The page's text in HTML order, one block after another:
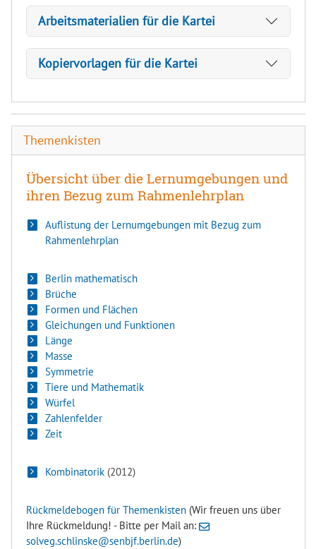
Arbeitsmaterialien für die Kartei
Kopiervorlagen für die Kartei
Themenkisten
Übersicht über die Lernumgebungen und
ihren Bezug zum Rahmenlehrplan
Auflistung der Lernumgebungen mit Bezug zum
Rahmenlehrplan
Berlin mathematisch
Brüche
Formen und Flächen
Gleichungen und Funktionen
Länge
Masse
Symmetrie
Tiere und Mathematik
Würfel
Zahlenfelder
Zeit
Kombinatorik (2012)
Rückmeldebogen für Themenkisten (Wir freuen uns über
Ihre Rückmeldung! - Bitte per Mail an:
solveg.schlinske@senbjf.berlin.de)